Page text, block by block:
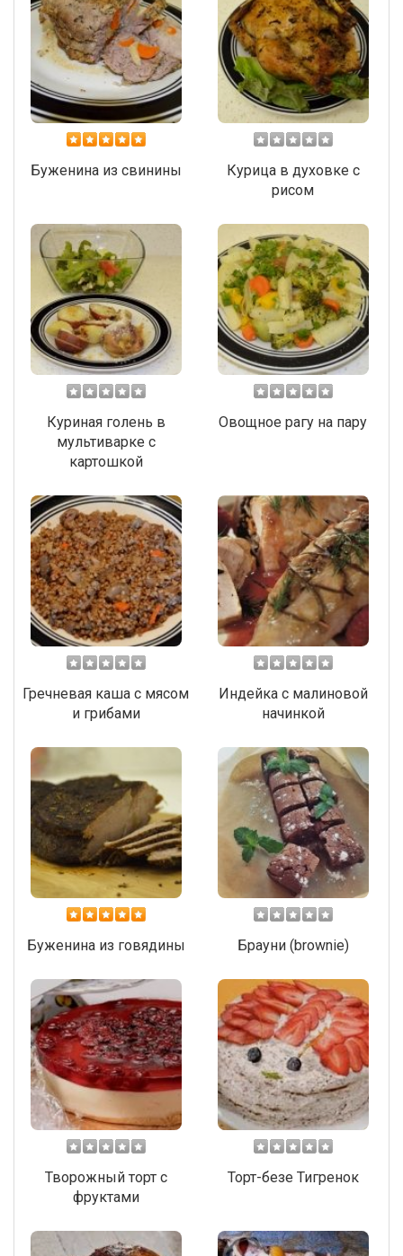
Буженина из свинины
Курица в духовке с
рисом
Куриная голень в
мультиварке с
картошкой
Овощное рагу на пару
Гречневая каша с мясом
и грибами
Индейка с малиновой
начинкой
Буженина из говядины Брауни (brownie)
Творожный торт с
фруктами
Торт-безе Тигренок